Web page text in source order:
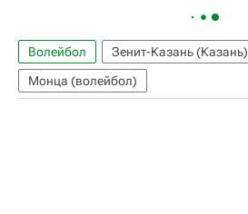
Волейбол
Зенит-Казань (Казань)
Монца (волейбол)